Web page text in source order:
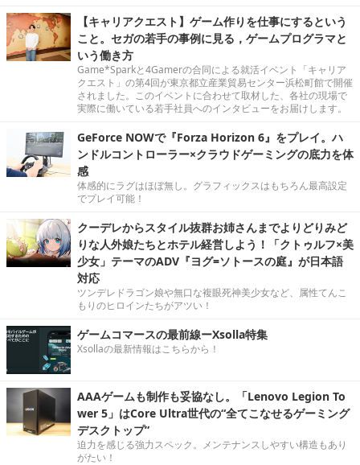
【キャリアクエスト】ゲーム作りを仕事にするという
こと。セガの若手の事例に見る，ゲームプログラマと
いう働き方
Game*Sparkと4Gamerの合同による就活イベント「キャリア
クエスト」の第4回が東京都立産業貿易センター浜松町館で開催
されました。このイベントに合わせて取材した、各社の現場で
実際に働いている若手社員へのインタビューをお届けします。
GeForce NOWで『Forza Horizon 6』をプレイ。ハ
ンドルコントローラー×クラウドゲーミングの底力を体
感
体感的にラグはほぼ無し。グラフィックスはもちろん最高設定
でプレイ可能！
クーデレからスタイル抜群お姉さんまでよりどりみど
りな人外娘たちとホテル経営しよう！「クトゥルフ×美
少女」テーマのADV『ヨグ=ソトースの庭』が日本語
対応
ツンデレドラゴン娘や無口な複眼死神美少女など、属性てんこ
もりのヒロインたちがアツい！
ゲームコマースの最前線ーXsolla特集
Xsollaの最新情報はこちらから！
AAAゲームも制作も妥協なし。「Lenovo Legion To
wer 5」はCore Ultra世代の“全てこなせるゲーミング
デスクトップ”
迫力を感じる強力スペック。メンテナンスしやすい構造もあり
がたい！